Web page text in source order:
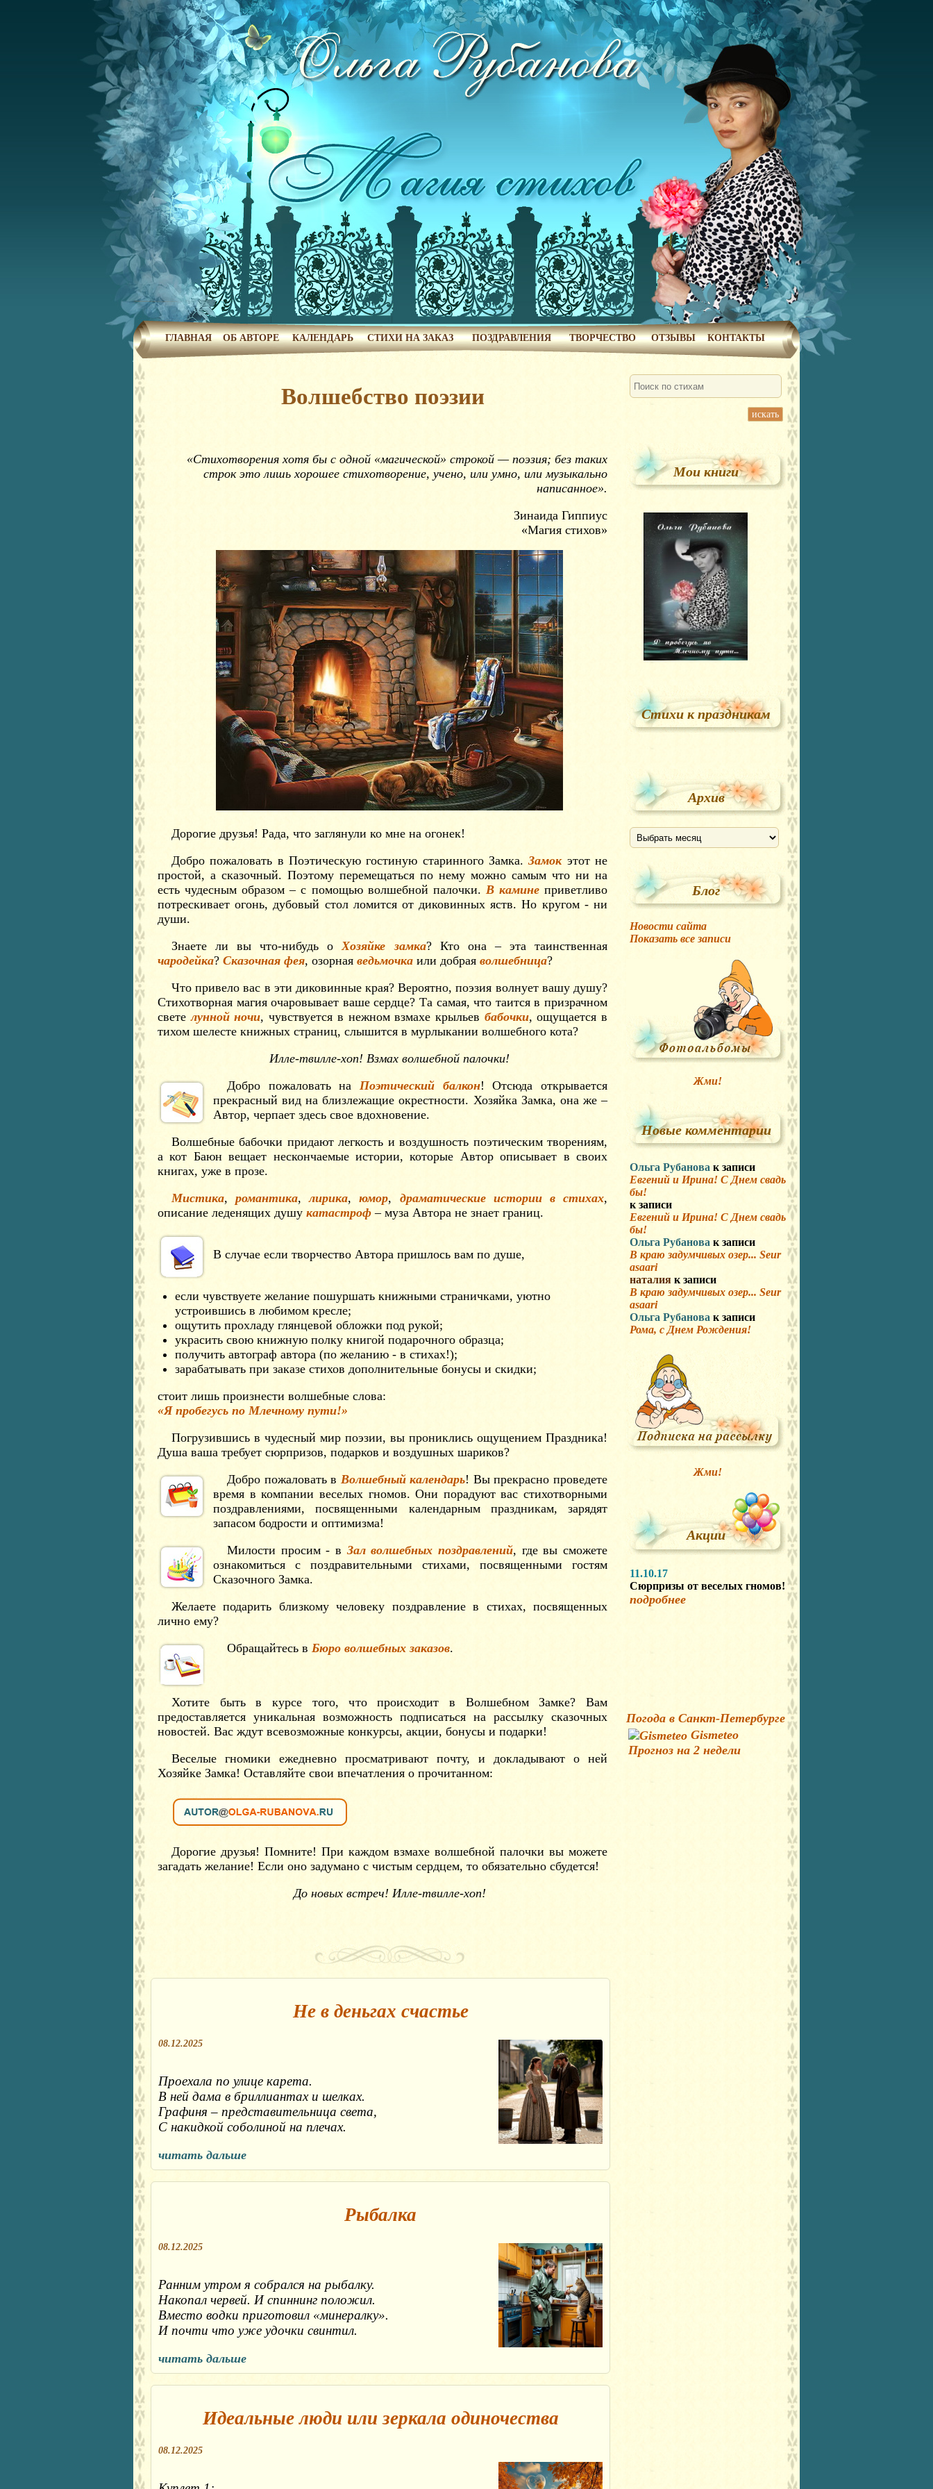
ГЛАВНАЯ ОБ АВТОРЕ КАЛЕНДАРЬ СТИХИ НА ЗАКАЗ ПОЗДРАВЛЕНИЯ ТВОРЧЕСТВО ОТЗЫВЫ КОНТАКТЫ
Волшебство поэзии
искать
«Стихотворения хотя бы с одной «магической» строкой — поэзия; без таких
строк это лишь хорошее стихотворение, учено, или умно, или музыкально
написанное».
Зинаида Гиппиус
«Магия стихов»
Дорогие друзья! Рада, что заглянули ко мне на огонек!
Добро пожаловать в Поэтическую гостиную старинного Замка.Замокэтот не
простой, а сказочный. Поэтому перемещаться по нему можно самым что ни на
есть чудесным образом – с помощью волшебной палочки. В каминеприветливо
потрескивает огонь, дубовый стол ломится от диковинных яств. Но кругом - ни
души.
Знаете ли вы что-нибудь оХозяйке замка? Кто она – эта таинственная
чародейка? Сказочная фея, озорная ведьмочка или добрая волшебница?
Что привело вас в эти диковинные края? Вероятно, поэзия волнует вашу душу?
Стихотворная магия очаровывает ваше сердце? Та самая, что таится в призрачном
светелунной ночи, чувствуется в нежном взмахе крыльев бабочки, ощущается в
тихом шелесте книжных страниц, слышится в мурлыкании волшебного кота?
Илле-твилле-хоп! Взмах волшебной палочки!
Добро пожаловать на Поэтический балкон! Отсюда открывается
прекрасный вид на близлежащие окрестности. Хозяйка Замка, она же –
Автор, черпает здесь свое вдохновение.
Волшебные бабочки придают легкость и воздушность поэтическим творениям,
а кот Баюн вещает нескончаемые истории, которые Автор описывает в своих
книгах, уже в прозе.
Мистика,романтика,лирика,юмор, драматические истории в стихах,
описание леденящих душу катастроф – муза Автора не знает границ.
В случае если творчество Автора пришлось вам по душе,
если чувствуете желание пошуршать книжными страничками, уютно
устроившись в любимом кресле;
ощутить прохладу глянцевой обложки под рукой;
украсить свою книжную полку книгой подарочного образца;
получить автограф автора (по желанию - в стихах!);
зарабатывать при заказе стихов дополнительные бонусы и скидки;
стоит лишь произнести волшебные слова:
«Я пробегусь по Млечному пути!»
Погрузившись в чудесный мир поэзии, вы прониклись ощущением Праздника!
Душа ваша требует сюрпризов, подарков и воздушных шариков?
Добро пожаловать в Волшебный календарь! Вы прекрасно проведете
время в компании веселых гномов. Они порадуют вас стихотворными
поздравлениями, посвященными календарным праздникам, зарядят
запасом бодрости и оптимизма!
Милости просим - в Зал волшебных поздравлений, где вы сможете
ознакомиться с поздравительными стихами, посвященными гостям
Сказочного Замка.
Желаете подарить близкому человеку поздравление в стихах, посвященных
лично ему?
Обращайтесь в Бюро волшебных заказов.
Хотите быть в курсе того, что происходит в Волшебном Замке? Вам
предоставляется уникальная возможность подписаться на рассылку сказочных
новостей. Вас ждут всевозможные конкурсы, акции, бонусы и подарки!
Веселые гномики ежедневно просматривают почту, и докладывают о ней
Хозяйке Замка! Оставляйте свои впечатления о прочитанном:
Дорогие друзья! Помните! При каждом взмахе волшебной палочки вы можете
загадать желание! Если оно задумано с чистым сердцем, то обязательно сбудется!
До новых встреч! Илле-твилле-хоп!
Не в деньгах счастье
08.12.2025
Проехала по улице карета.
В ней дама в бриллиантах и шелках.
Графиня – представительница света,
С накидкой соболиной на плечах.
читать дальше
Рыбалка
08.12.2025
Ранним утром я собрался на рыбалку.
Накопал червей. И спиннинг положил.
Вместо водки приготовил «минералку».
И почти что уже удочки свинтил.
читать дальше
Идеальные люди или зеркала одиночества
08.12.2025
Мои книги
Стихи к праздникам
Архив
Блог
Новости сайта
Показать все записи
Жми!
Новые комментарии
Ольга Рубанова к записи
Евгений и Ирина! С Днем свадь
бы!
к записи
Евгений и Ирина! С Днем свадь
бы!
Ольга Рубанова к записи
В краю задумчивых озер... Seur
asaari
наталия к записи
В краю задумчивых озер... Seur
asaari
Ольга Рубанова к записи
Рома, с Днем Рождения!
Жми!
Акции
11.10.17
Сюрпризы от веселых гномов!
подробнее
Погода в Санкт-Петербурге
Gismeteo
Прогноз на 2 недели